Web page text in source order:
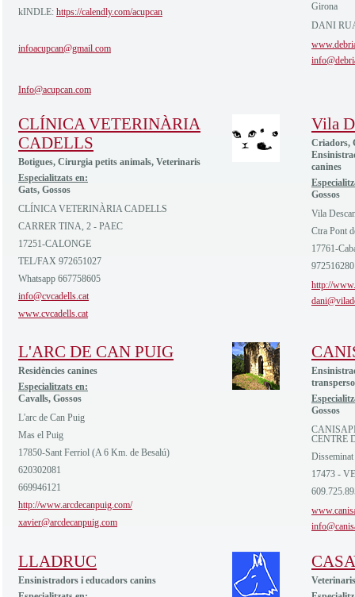
kINDLE: https://calendly.com/acupcan
infoacupcan@gmail.com
Info@acupcan.com
Girona
DANI
CLÍNICA VETERINÀRIA
CADELLS
Botigues, Cirurgia petits animals, Veterinaris
Especialitzats en:
Gats, Gossos
CLÍNICA VETERINÀRIA CADELLS
CARRER TINA, 2 - PAEC
17251-CALONGE
TEL/FAX 972651027
Whatsapp 667758605
info@cvcadells.cat
www.cvcadells.cat
Vila
Criadors,
canines
Gossos
Vila
Ctra Pont
17761-
972516280
http://
L'ARC DE CAN PUIG
Residències canines
Especialitzats en:
Cavalls, Gossos
L'arc de Can Puig
Mas el Puig
17850-Sant Ferriol (A 6 Km. de Besalú)
620302081
669946121
http://www.arcdecanpuig.com/
xavier@arcdecanpuig.com
Gossos
CENTRE
17473 -
LLADRUC
Ensinistradors i educadors canins